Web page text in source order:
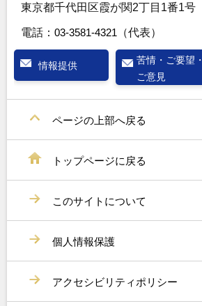
東京都千代田区霞が関2丁目1番1号
電話： 03-3581-4321 （代表）
情報提供
苦情・ご要望・
ご意見
ページの上部へ戻る
トップページに戻る
このサイトについて
個人情報保護
アクセシビリティポリシー